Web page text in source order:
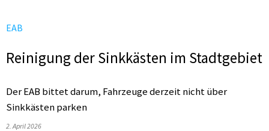
EAB
Reinigung der Sinkkästen im Stadtgebiet
Der EAB bittet darum, Fahrzeuge derzeit nicht über
Sinkkästen parken
2. April 2026